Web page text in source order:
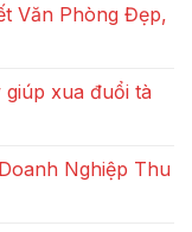
Văn Phòng Đẹp,
xua đuổi tà
Nghiệp Thu